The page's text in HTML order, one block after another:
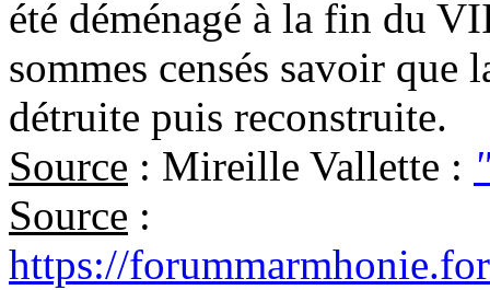
été déménagé à la fin du
sommes censés savoir que
détruite puis reconstruite.
Source : Mireille Vallette :
Source :
https://